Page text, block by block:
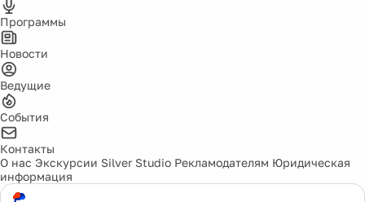
Программы
Новости
Ведущие
События
Контакты
О нас Экскурсии Silver Studio Рекламодателям Юридическая
информация